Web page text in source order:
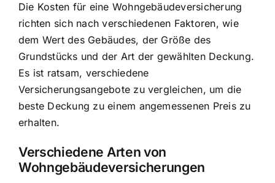
Die Kosten für eine Wohngebäudeversicherung
richten sich nach verschiedenen Faktoren, wie
dem Wert des Gebäudes, der Größe des
Grundstücks und der Art der gewählten Deckung.
Es ist ratsam, verschiedene
Versicherungsangebote zu vergleichen, um die
beste Deckung zu einem angemessenen Preis zu
erhalten.
Verschiedene Arten von
Wohngebäudeversicherungen